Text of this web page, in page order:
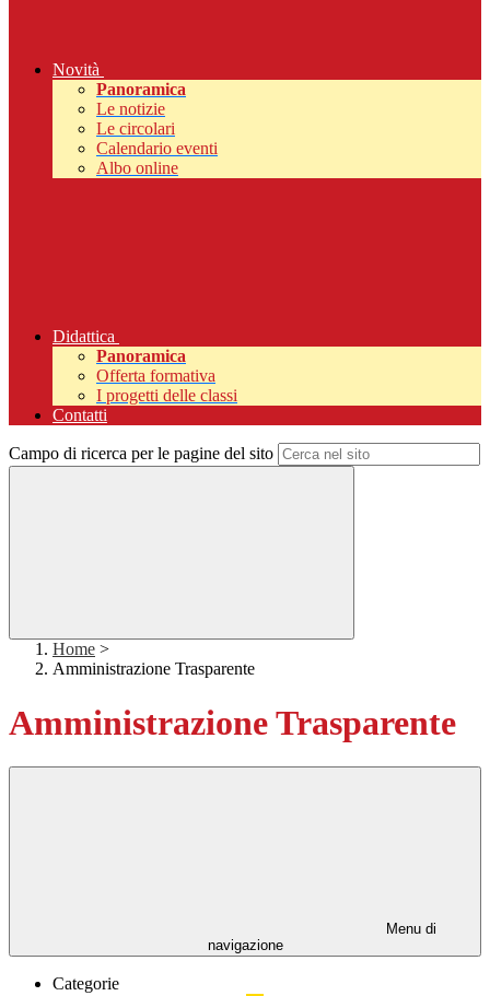
Novità
Panoramica
Le notizie
Le circolari
Calendario eventi
Albo online
Didattica
Panoramica
Offerta formativa
I progetti delle classi
Contatti
Campo di ricerca per le pagine del sito
Home >
Amministrazione Trasparente
Amministrazione Trasparente
Menu di
navigazione
Categorie